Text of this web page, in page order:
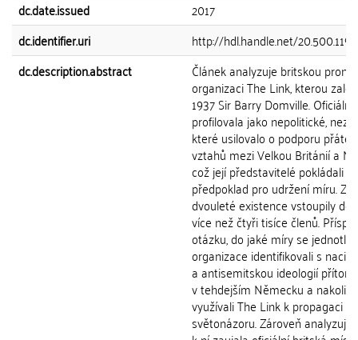
dc.date.issued
2017
dc.identifier.uri
http://hdl.handle.net/
dc.description.abstract
Článek analyzuje britskou
organizaci The Link, kterou
1937 Sir Barry Domville.
profilovala jako nepolitické,
které usilovalo o podporu
vztahů mezi Velkou Británií a
což její představitelé pokládali
předpoklad pro udržení míru.
dvouleté existence vstoupily do
více než čtyři tisíce členů.
otázku, do jaké míry se
organizace identifikovali s
a antisemitskou ideologií
v tehdejším Německu a nakolik
využívali The Link k propagaci
světonázoru. Zároveň